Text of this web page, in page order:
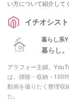
い方について紹介して
イチオシスト
暮らし系
暮らし
アラフォー主婦。
は、掃除・収納・100
動画を撮りたく整理収
た。